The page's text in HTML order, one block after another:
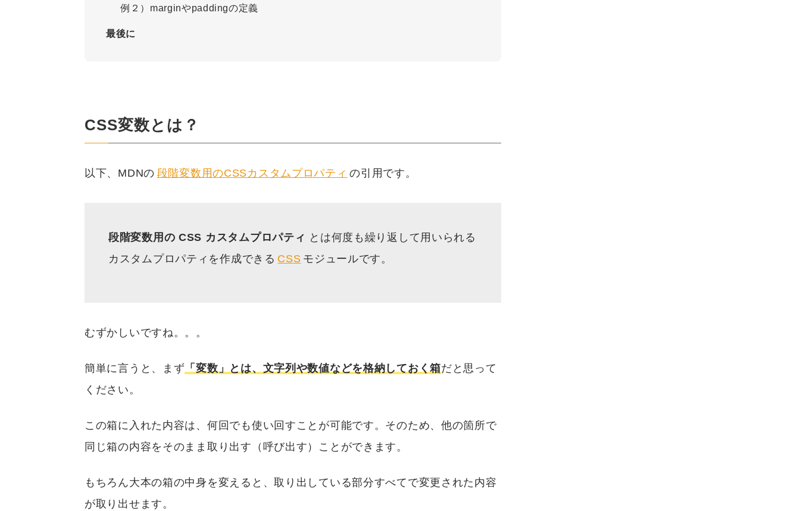
例２）marginやpaddingの定義
最後に
CSS変数とは？
以下、MDNの 段階変数用のCSSカスタムプロパティ の引用です。
段階変数用の CSS カスタムプロパティ とは何度も繰り返して用いられる
カスタムプロパティを作成できる CSS モジュールです。
むずかしいですね。。。
簡単に言うと、まず 「変数」とは、文字列や数値などを格納しておく箱だと思って
ください。
この箱に入れた内容は、何回でも使い回すことが可能です。そのため、他の箇所で
同じ箱の内容をそのまま取り出す（呼び出す）ことができます。
もちろん大本の箱の中身を変えると、取り出している部分すべてで変更された内容
が取り出せます。